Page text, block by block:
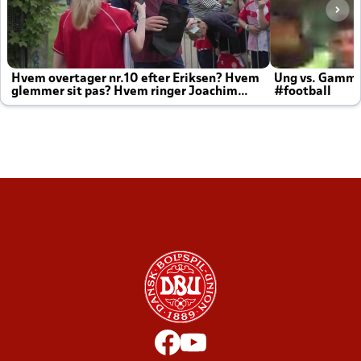
Hvem overtager nr.10 efter Eriksen? Hvem
glemmer sit pas? Hvem ringer Joachim
altid til efter kampe?
Ung vs.
#football